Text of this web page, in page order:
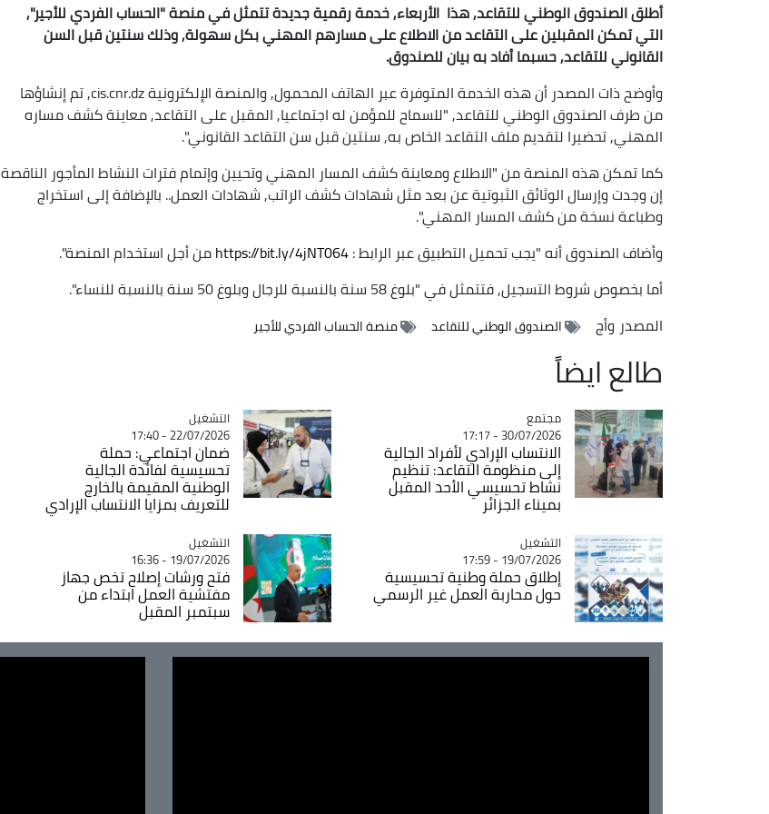
أطلق الصندوق الوطني للتقاعد, هذا الأربعاء, خدمة رقمية جديدة تتمثل في منصة "الحساب الفردي للأجير",
التي تمكن المقبلين على التقاعد من الاطلاع على مسارهم المهني بكل سهولة, وذلك سنتين قبل السن
القانوني للتقاعد, حسبما أفاد به بيان للصندوق.
وأوضح ذات المصدر أن هذه الخدمة المتوفرة عبر الهاتف المحمول, والمنصة الإلكترونية cis.cnr.dz, تم إنشاؤها
من طرف الصندوق الوطني للتقاعد, "للسماح للمؤمن له اجتماعيا, المقبل على التقاعد, معاينة كشف مساره
المهني, تحضيرا لتقديم ملف التقاعد الخاص به, سنتين قبل سن التقاعد القانوني".
كما تمكن هذه المنصة من "الاطلاع ومعاينة كشف المسار المهني وتحيين وإتمام فترات النشاط المأجور الناقصة
إن وجدت وإرسال الوثائق الثبوتية عن بعد مثل شهادات كشف الراتب, شهادات العمل.. بالإضافة إلى استخراج
وطباعة نسخة من كشف المسار المهني".
وأضاف الصندوق أنه "يجب تحميل التطبيق عبر الرابط :https://bit.ly/4jNT064من أجل استخدام المنصة".
أما بخصوص شروط التسجيل, فتتمثل في "بلوغ 58 سنة بالنسبة للرجال وبلوغ 50 سنة بالنسبة للنساء".
المصدر وأج الصندوق الوطني للتقاعد منصة الحساب الفردي للأجير
طالع ايضاً
Catégorie
مجتمع
30/07/2026 - 17:17
الانتساب الإرادي لأفراد الجالية
إلى منظومة التقاعد: تنظيم
نشاط تحسيسي الأحد المقبل
بميناء الجزائر
Catégorie
التشغيل
22/07/2026 - 17:40
ضمان اجتماعي: حملة
تحسيسية لفائدة الجالية
الوطنية المقيمة بالخارج
للتعريف بمزايا الانتساب الإرادي
Catégorie
التشغيل
19/07/2026 - 17:59
إطلاق حملة وطنية تحسيسية
حول محاربة العمل غير الرسمي
Catégorie
التشغيل
19/07/2026 - 16:36
فتح ورشات إصلاح تخص جهاز
مفتشية العمل ابتداء من
سبتمبر المقبل